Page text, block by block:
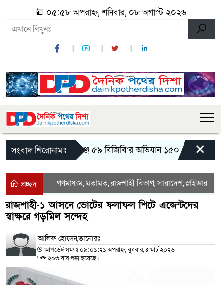
০৫:৫৮ অপরাহ্ন, শনিবার, ০৮ অগাস্ট ২০২৬
সংবাদ শিরোনামঃশিবগঞ্জে ৫৯ বিজিবি’র অভিযান ১৫০ বোতল এসকাফ
×
প্রচ্ছদ গণমাধ্যম,মতামত,রাজশাহী বিভাগ,সারাদেশ,স্লাইডার
রাজশাহী-১ আসনে ভোটের ফলাফল শিটে এজেন্টদের
স্বাক্ষরে গড়মিল সন্দেহ
আলিফ হোসেন,তানোরঃ
আপডেট সময়ঃ ০৯:০১:২১ অপরাহ্ন, বুধবার, ৪ মার্চ ২০২৬
/
২০৩ বার পড়া হয়েছে।